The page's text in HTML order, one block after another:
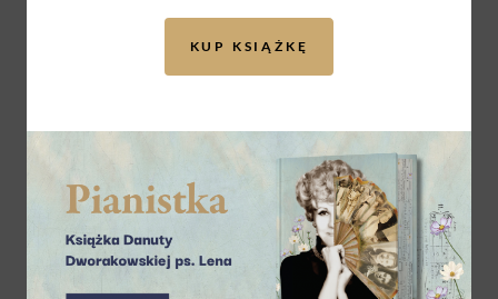
dziennikarka Programu II Polskiego Radia.
wydarzenie organizowane pod patronatem
Polskiego Radia, w ramach V edycji kampanii
społecznej BohaterON – włącz historię!
Zadanie jest współfinansowane
KUP KSIĄŻKĘ